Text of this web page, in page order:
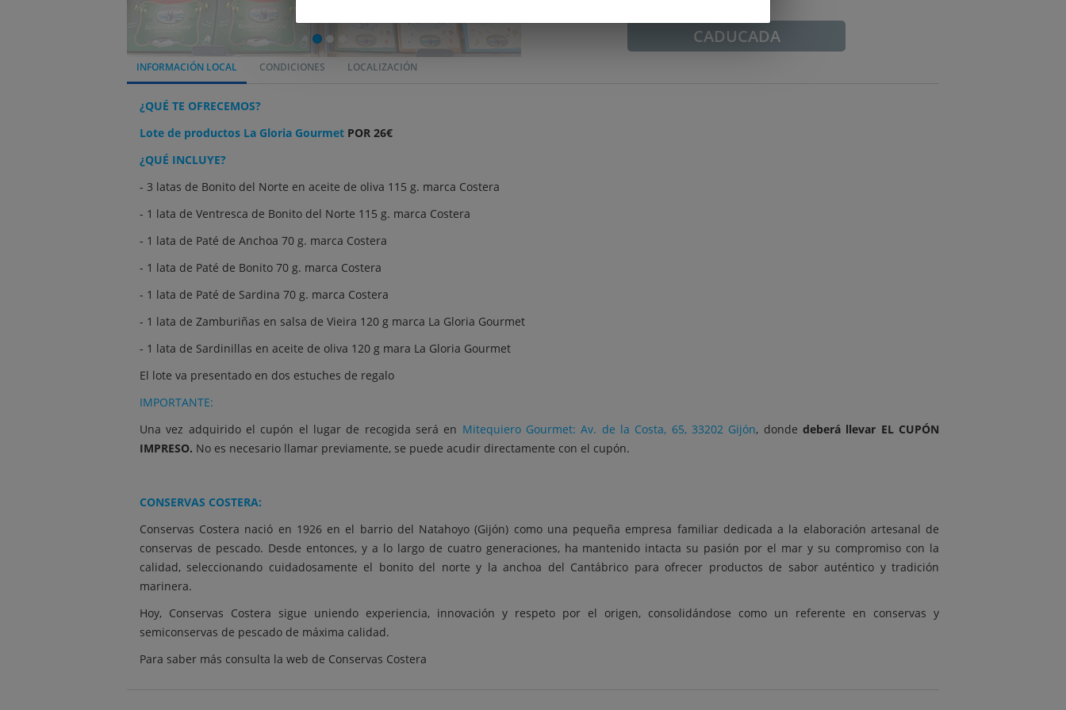
CADUCADA
INFORMACIÓN LOCAL CONDICIONES LOCALIZACIÓN
¿QUÉ TE OFRECEMOS?
Lote de productos La Gloria Gourmet POR 26€
¿QUÉ INCLUYE?
- 3 latas de Bonito del Norte en aceite de oliva 115 g. marca Costera
- 1 lata de Ventresca de Bonito del Norte 115 g. marca Costera
- 1 lata de Paté de Anchoa 70 g. marca Costera
- 1 lata de Paté de Bonito 70 g. marca Costera
- 1 lata de Paté de Sardina 70 g. marca Costera
- 1 lata de Zamburiñas en salsa de Vieira 120 g marca La Gloria Gourmet
- 1 lata de Sardinillas en aceite de oliva 120 g mara La Gloria Gourmet
El lote va presentado en dos estuches de regalo
IMPORTANTE:
Una vez adquirido el cupón el lugar de recogida será en Mitequiero Gourmet: Av. de la Costa, 65, 33202 Gijón, dondedeberá llevar EL CUPÓN
IMPRESO. No es necesario llamar previamente, se puede acudir directamente con el cupón.
CONSERVAS COSTERA:
Conservas Costera nació en 1926 en el barrio del Natahoyo (Gijón) como una pequeña empresa familiar dedicada a la elaboración artesanal de
conservas de pescado. Desde entonces, y a lo largo de cuatro generaciones, ha mantenido intacta su pasión por el mar y su compromiso con la
calidad, seleccionando cuidadosamente el bonito del norte y la anchoa del Cantábrico para ofrecer productos de sabor auténtico y tradición
marinera.
Hoy, Conservas Costera sigue uniendo experiencia, innovación y respeto por el origen, consolidándose como un referente en conservas y
semiconservas de pescado de máxima calidad.
Para saber más consulta la web de Conservas Costera